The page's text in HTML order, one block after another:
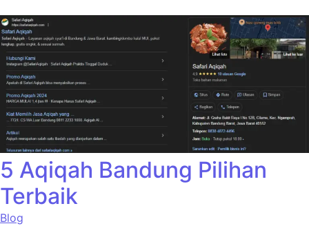
5 Aqiqah Bandung Pilihan
Terbaik
Blog